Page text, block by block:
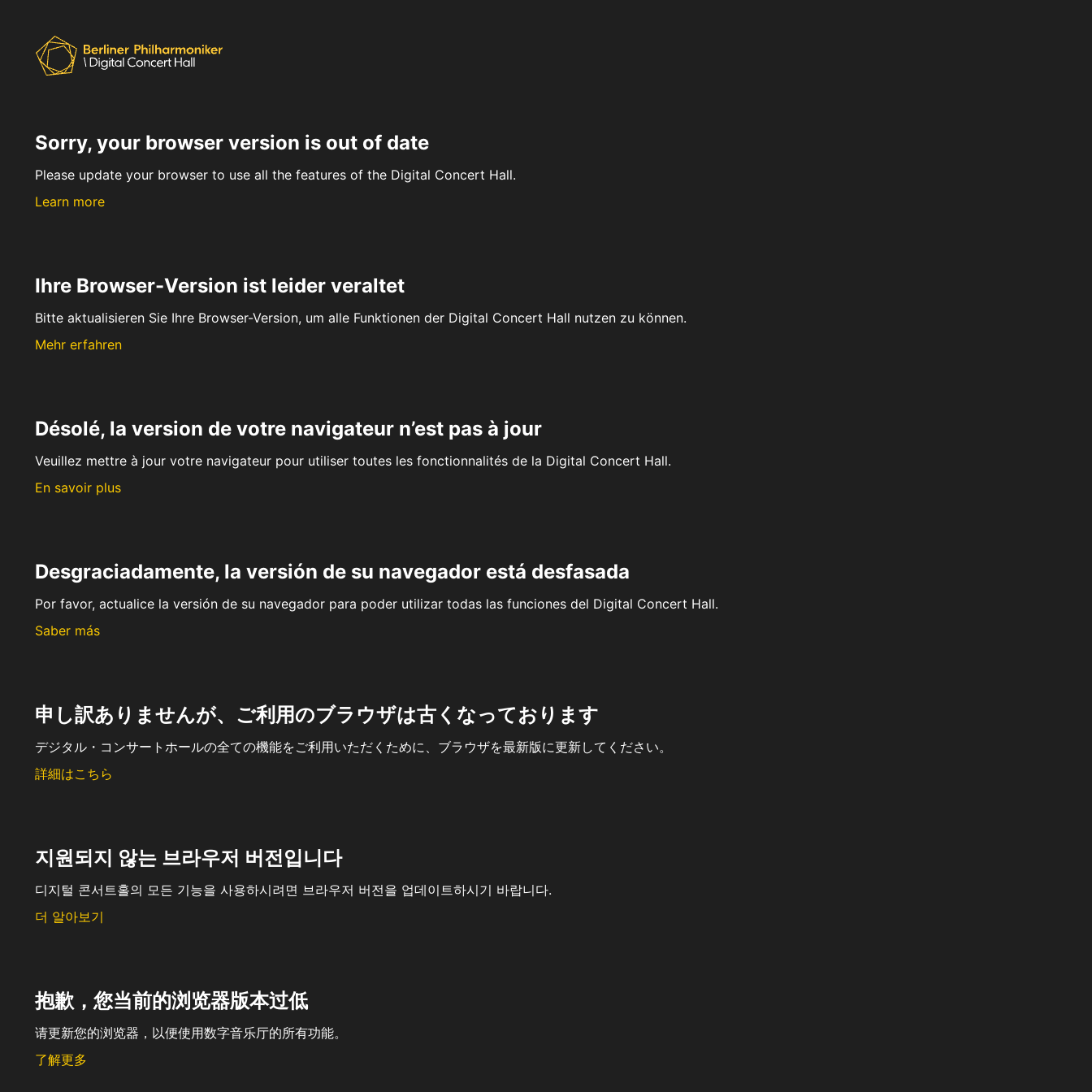
Sorry, your browser version is out of date
Please update your browser to use all the features of the Digital Concert Hall.
Learn more
Ihre Browser-Version ist leider veraltet
Bitte aktualisieren Sie Ihre Browser-Version, um alle Funktionen der Digital Concert Hall nutzen zu können.
Mehr erfahren
Désolé, la version de votre navigateur n’est pas à jour
Veuillez mettre à jour votre navigateur pour utiliser toutes les fonctionnalités de la Digital Concert Hall.
En savoir plus
Desgraciadamente, la versión de su navegador está desfasada
Por favor, actualice la versión de su navegador para poder utilizar todas las funciones del Digital Concert Hall.
Saber más
申し訳ありませんが、ご利用のブラウザは古くなっております
デジタル・コンサートホールの全ての機能をご利用いただくために、ブラウザを最新版に更新してください。
詳細はこちら
지원되지 않는 브라우저 버전입니다
디지털 콘서트홀의 모든 기능을 사용하시려면 브라우저 버전을 업데이트하시기 바랍니다.
더 알아보기
抱歉，您当前的浏览器版本过低
请更新您的浏览器，以便使用数字音乐厅的所有功能。
了解更多